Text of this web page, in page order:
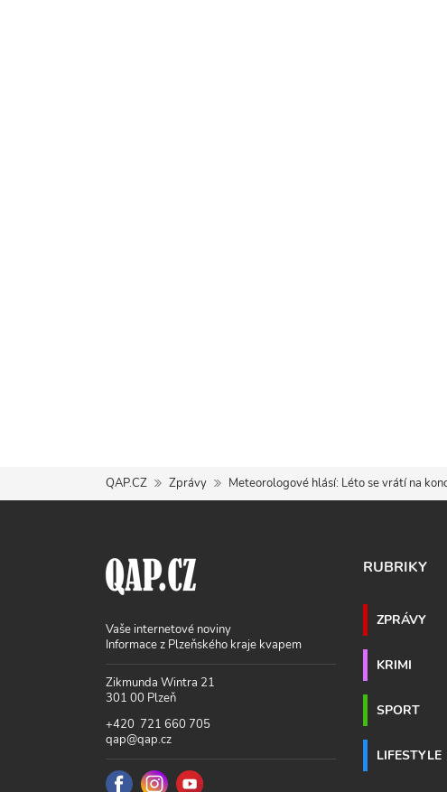
QAP.CZ Zprávy Meteorologové hlásí: Léto se vrátí na
Vaše internetové noviny
Informace z Plzeňského kraje kvapem
Zikmunda Wintra 21
301 00 Plzeň
+420 721 660 705
qap@qap.cz
RUBRIKY
ZPRÁVY
KRIMI
SPORT
LIFESTYLE